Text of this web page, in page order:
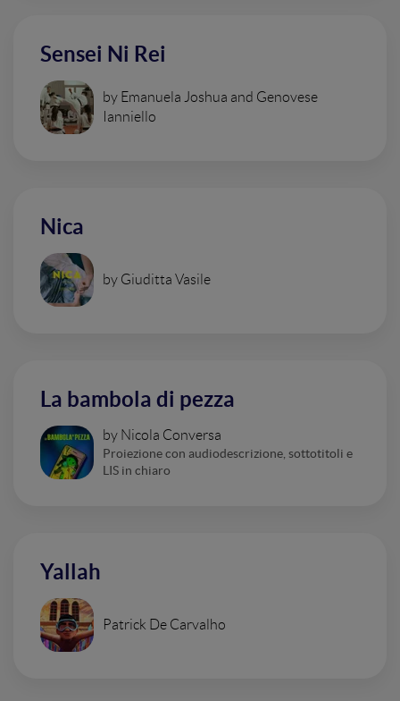
Sensei Ni Rei
by Emanuela Joshua and Genovese
Ianniello
Nica
by Giuditta Vasile
La bambola di pezza
by Nicola Conversa
Proiezione con audiodescrizione, sottotitoli e
LIS in chiaro
Yallah
Patrick De Carvalho